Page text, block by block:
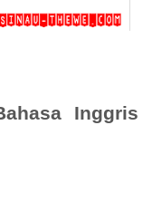
Inggris